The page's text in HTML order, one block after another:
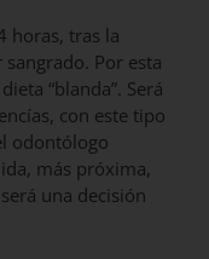
horas, tras la
Por esta
“blanda”. Será
con este tipo
odontólogo
más próxima,
una decisión